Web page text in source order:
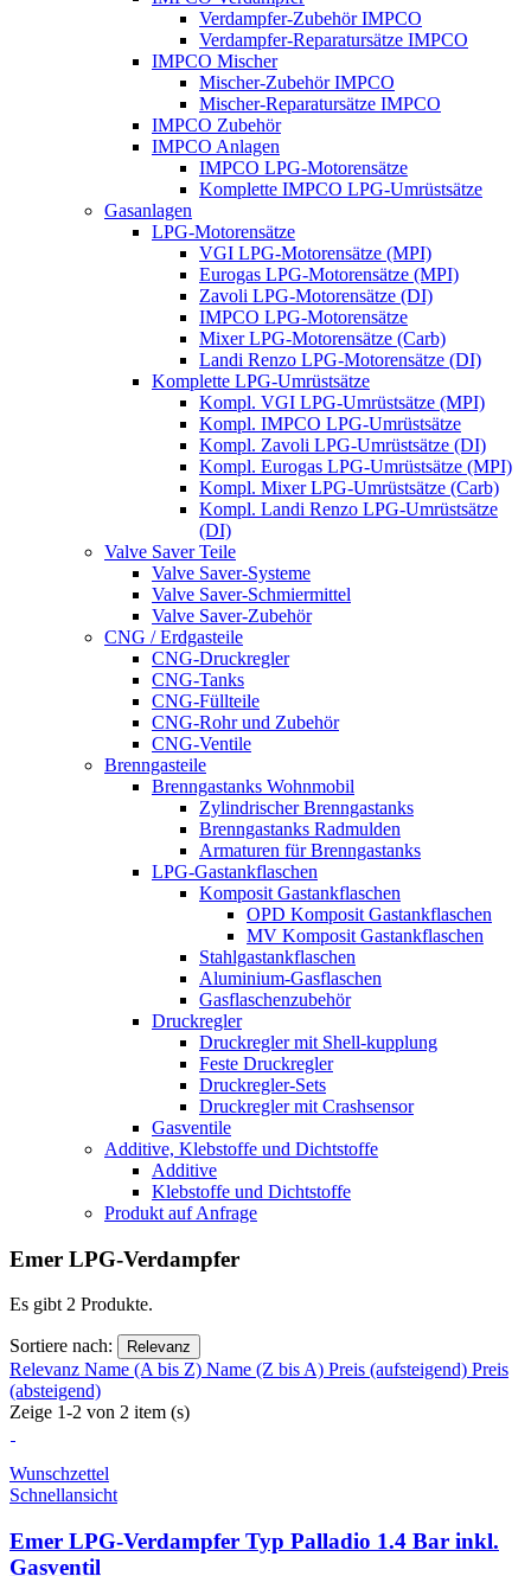
Verdampfer-Zubehör IMPCO
Verdampfer-Reparatursätze IMPCO
IMPCO Mischer
Mischer-Zubehör IMPCO
Mischer-Reparatursätze IMPCO
IMPCO Zubehör
IMPCO Anlagen
IMPCO LPG-Motorensätze
Komplette IMPCO LPG-Umrüstsätze
Gasanlagen
LPG-Motorensätze
VGI LPG-Motorensätze (MPI)
Eurogas LPG-Motorensätze (MPI)
Zavoli LPG-Motorensätze (DI)
IMPCO LPG-Motorensätze
Mixer LPG-Motorensätze (Carb)
Landi Renzo LPG-Motorensätze (DI)
Komplette LPG-Umrüstsätze
Kompl. VGI LPG-Umrüstsätze (MPI)
Kompl. IMPCO LPG-Umrüstsätze
Kompl. Zavoli LPG-Umrüstsätze (DI)
Kompl. Eurogas LPG-Umrüstsätze (MPI)
Kompl. Mixer LPG-Umrüstsätze (Carb)
Kompl. Landi Renzo LPG-Umrüstsätze
(DI)
Valve Saver Teile
Valve Saver-Systeme
Valve Saver-Schmiermittel
Valve Saver-Zubehör
CNG / Erdgasteile
CNG-Druckregler
CNG-Tanks
CNG-Füllteile
CNG-Rohr und Zubehör
CNG-Ventile
Brenngasteile
Brenngastanks Wohnmobil
Zylindrischer Brenngastanks
Brenngastanks Radmulden
Armaturen für Brenngastanks
LPG-Gastankflaschen
Komposit Gastankflaschen
OPD Komposit Gastankflaschen
MV Komposit Gastankflaschen
Stahlgastankflaschen
Aluminium-Gasflaschen
Gasflaschenzubehör
Druckregler
Druckregler mit Shell-kupplung
Feste Druckregler
Druckregler-Sets
Druckregler mit Crashsensor
Gasventile
Additive, Klebstoffe und Dichtstoffe
Additive
Klebstoffe und Dichtstoffe
Produkt auf Anfrage
Emer LPG-Verdampfer
Es gibt 2 Produkte.
Sortiere nach: Relevanz
Relevanz Name (A bis Z) Name (Z bis A) Preis (aufsteigend) Preis
(absteigend)
Zeige 1-2 von 2 item (s)
Wunschzettel
Schnellansicht
Emer LPG-Verdampfer Typ Palladio 1.4 Bar inkl.
Gasventil